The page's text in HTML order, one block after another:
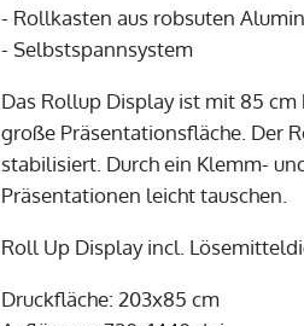
- Rollkasten aus robsuten
- Selbstspannsystem
Das Rollup Display ist mit 85
große Präsentationsfläche. Der
stabilisiert. Durch ein Klemm-
Präsentationen leicht tauschen.
Roll Up Display incl.
Druckfläche: 203x85 cm